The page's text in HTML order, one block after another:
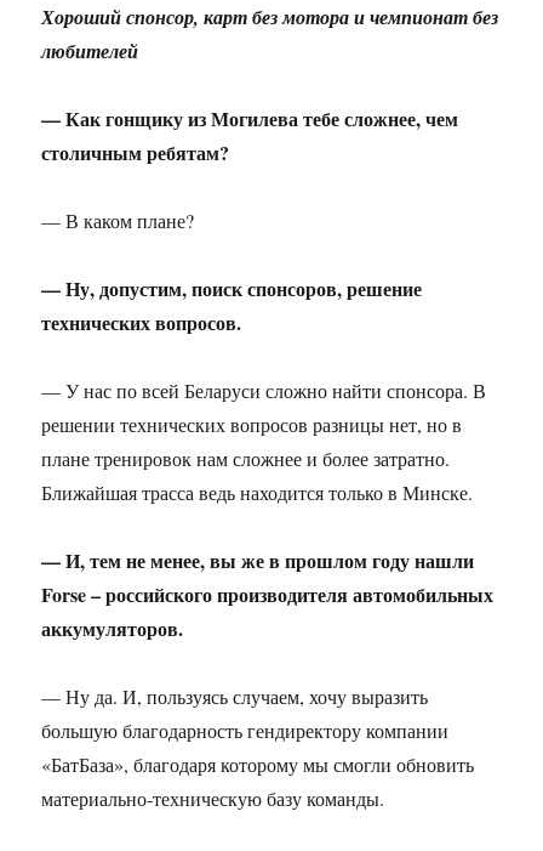
Хороший спонсор, карт без мотора и чемпионат без
любителей
— Как гонщику из Могилева тебе сложнее, чем
столичным ребятам?
— В каком плане?
— Ну, допустим, поиск спонсоров, решение
технических вопросов.
— У нас по всей Беларуси сложно найти спонсора. В
решении технических вопросов разницы нет, но в
плане тренировок нам сложнее и более затратно.
Ближайшая трасса ведь находится только в Минске.
— И, тем не менее, вы же в прошлом году нашли
Forse – российского производителя автомобильных
аккумуляторов.
— Ну да. И, пользуясь случаем, хочу выразить
большую благодарность гендиректору компании
«БатБаза», благодаря которому мы смогли обновить
материально-техническую базу команды.